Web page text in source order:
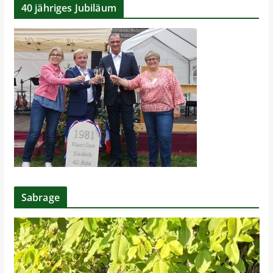
40 jähriges Jubiläum
Sabrage
V
i
d